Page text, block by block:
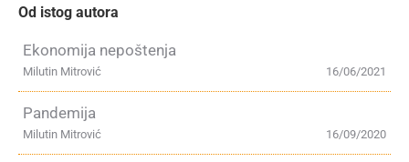
Od istog autora
Ekonomija nepoštenja
16/06/2021
Milutin Mitrović
Pandemija
16/09/2020
Milutin Mitrović